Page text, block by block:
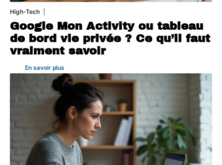
High-Tech
Google Mon Activity ou tableau
de bord vie privée ? Ce qu’il faut
vraiment savoir
En savoir plus